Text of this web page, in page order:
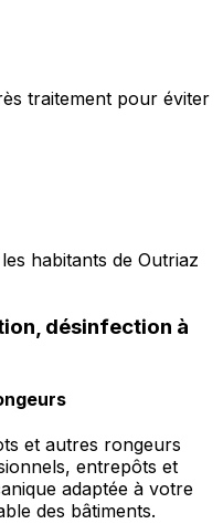
traitement pour éviter
habitants de Outriaz
désinfection à
et autres rongeurs
entrepôts et
adaptée à votre
des bâtiments.